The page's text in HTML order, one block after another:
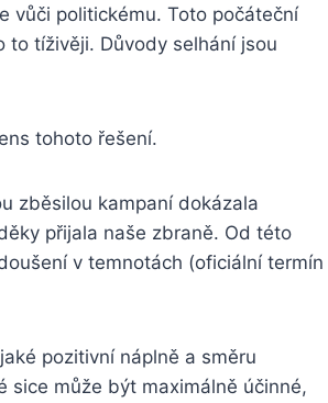
vůči politickému. Toto počáteční
to tíživěji. Důvody selhání jsou
tohoto řešení.
zběsilou kampaní dokázala
přijala naše zbraně. Od této
v temnotách (oficiální termín
pozitivní náplně a směru
sice může být maximálně účinné,